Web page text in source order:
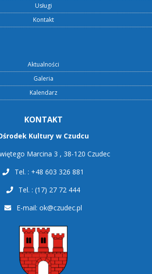
Usługi
Kontakt
Aktualności
Galeria
Kalendarz
KONTAKT
Kultury w Czudcu
Marcina 3 , 38-120 Czudec
Tel. : +48 603 326 881
Tel. : (17) 27 72 444
E-mail: ok@czudec.pl